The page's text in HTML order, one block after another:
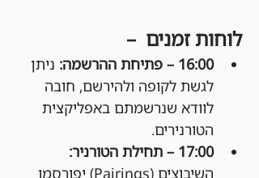
לוחות זמנים  –
16:00 – פתיחת ההרשמה:
ניתן
לגשת לקופה ולהירשם, חובה
לוודא שנרשמתם באפליקצית
הטורנירים.
17:00 – תחילת הטורניר:
השיבוצים (Pairings) יפורסמו